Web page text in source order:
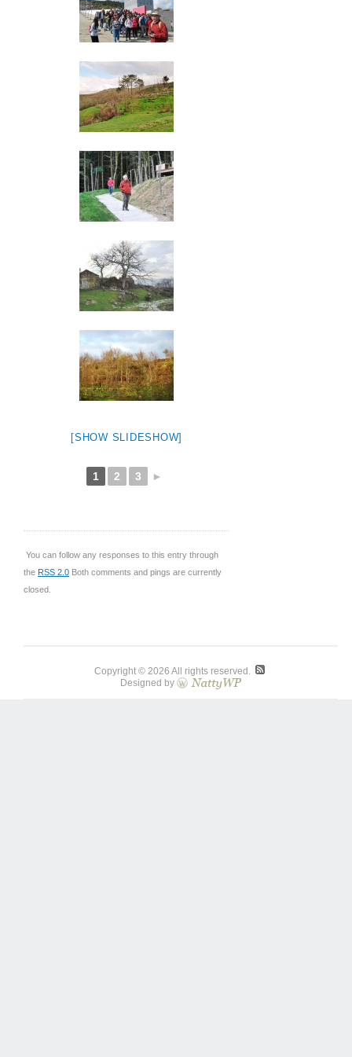
[SHOW SLIDESHOW]
1 2 3 ►
You can follow any responses to this entry through
the RSS 2.0 Both comments and pings are currently
closed.
Copyright © 2026 All rights reserved.
Designed by